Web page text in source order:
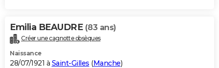
Emilia BEAUDRE (83 ans)
Créer une cagnotte obsèques
Naissance
28/07/1921 à Saint-Gilles (Manche)